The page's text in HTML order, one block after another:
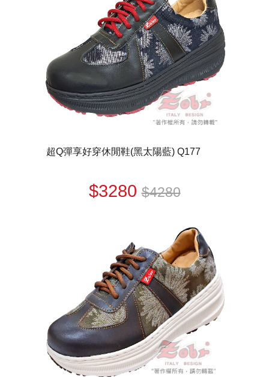
超Q彈享好穿休閒鞋(黑太陽藍) Q177
$3280$4280